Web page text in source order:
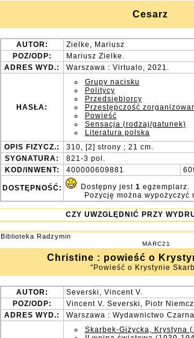
Cesarz
AUTOR:
Zielke, Mariusz
POZ/ODP:
Mariusz Zielke.
ADRES WYD.:
Warszawa : Virtualo, 2021.
HASŁA:
Grupy nacisku
Politycy
Przedsiębiorcy
Przestępczość
Powieść
Sensacja (rodzaj/gatunek)
Literatura polska
OPIS FIZYCZ.:
310, [2] strony ; 21 cm.
SYGNATURA:
821-3 pol.
KOD/INWENT:
400000609881
DOSTĘPNOŚĆ: Dostępny jest 1 egzemplarz.
Pozycję można wypożyczyć
CZY UWZGLĘDNIĆ PRZY
Biblioteka Radzymin
MARC21
Christine : powieść o
"Powieść o Krystynie
AUTOR:
Severski, Vincent V.
POZ/ODP:
Vincent V. Severski, Piotr
ADRES WYD.:
Warszawa : Wydawnictwo
Skarbek-Giżycka, Krystyna